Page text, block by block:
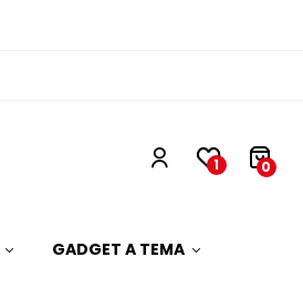
1 0
GADGET A TEMA